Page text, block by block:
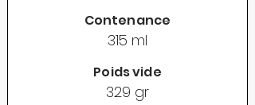
Contenance
315 ml
Poids vide
329 gr